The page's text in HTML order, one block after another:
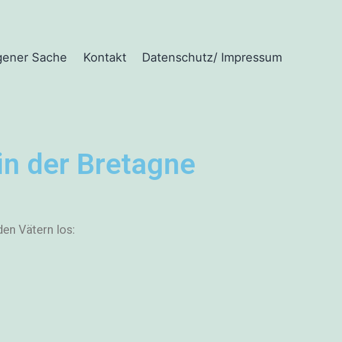
Sache Kontakt Datenschutz/ Impressum
der Bretagne
Vätern los: